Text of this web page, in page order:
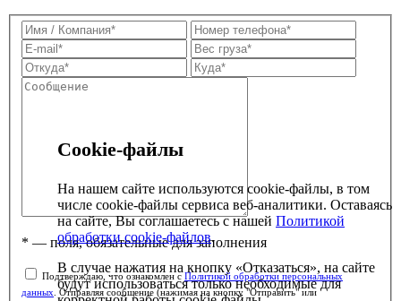
* — поля, обязательные для заполнения
Подтверждаю, что ознакомлен с Политикой обработки персональных
данных. Отправляя сообщение (нажимая на кнопку "Отправить" или
Cookie-файлы
На нашем сайте используются cookie-файлы, в том
числе cookie-файлы сервиса веб-аналитики. Оставаясь
на сайте, Вы соглашаетесь с нашей Политикой
обработки cookie-файлов.
В случае нажатия на кнопку «Отказаться», на сайте
будут использоваться только необходимые для